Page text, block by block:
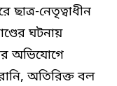
ছাত্র-নেতৃত্বাধীন
ঘটনায়
অভিযোগে
অতিরিক্ত বল